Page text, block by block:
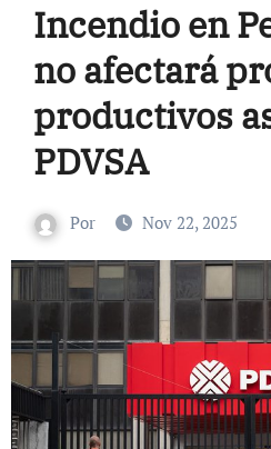
Incendio en
no afectará
productivos
PDVSA
Por Nov 22, 2025